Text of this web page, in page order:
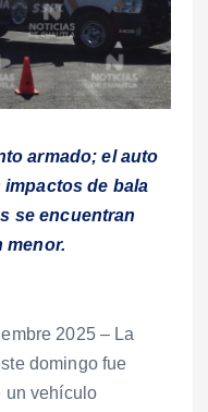
armado; el auto
de bala
se encuentran
menor.
2025 – La
domingo fue
un vehículo